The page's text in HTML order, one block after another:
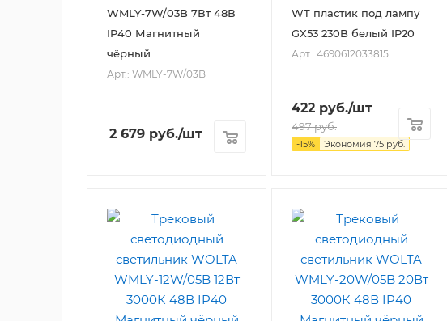
WMLY-7W/03B 7Вт 48В
IP40 Магнитный
чёрный
Арт.: WMLY-7W/03B
2 679 руб./шт
WT пластик под лампу
GX53 230B белый IP20
Арт.: 4690612033815
422 руб./шт
497руб.
-15% Экономия 75 руб.